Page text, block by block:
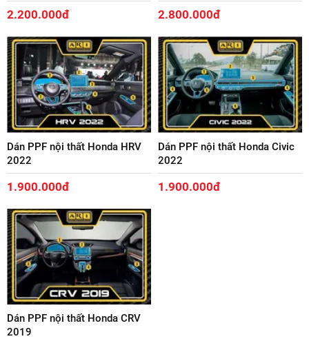
2.200.000đ 2.800.000đ
Dán PPF nội thất Honda HRV
2022
1.900.000đ
Dán PPF nội thất Honda Civic
2022
1.900.000đ
Dán PPF nội thất Honda CRV
2019